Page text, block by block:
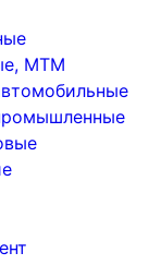
МТМ